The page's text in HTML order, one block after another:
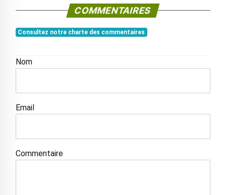
COMMENTAIRES
Consultez notre charte des commentaires
Nom
Email
Commentaire